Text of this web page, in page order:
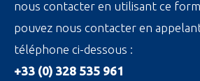
nous contacter en utilisant ce
pouvez nous contacter en
téléphone ci-dessous :
+33 (0) 328 535 961